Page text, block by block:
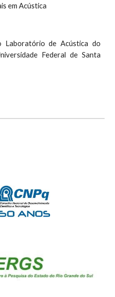
em Acústica
Laboratório de Acústica do
Federal de Santa